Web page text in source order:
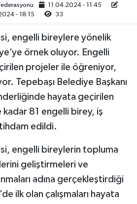
11.04.2024 - 11:45
- 18:15
33
engelli bireylere yönelik
örnek oluyor. Engelli
projeler ile öğreniyor,
Tepebaşı Belediye Başkanı
hayata geçirilen
81 engelli birey, iş
edildi.
engelli bireylerin topluma
geliştirmeleri ve
adına gerçekleştirdiği
ilk olan çalışmaları hayata